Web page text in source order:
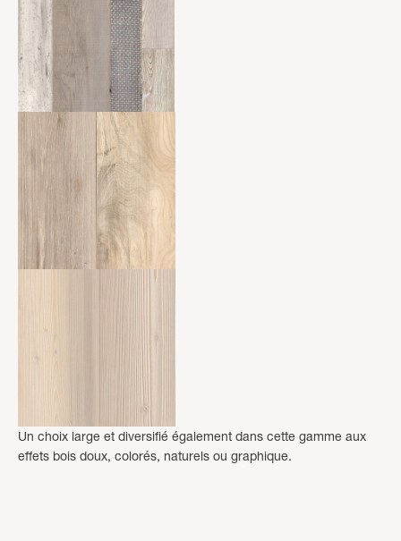
Un choix large et diversifié également dans cette gamme aux
effets bois doux, colorés, naturels ou graphique.